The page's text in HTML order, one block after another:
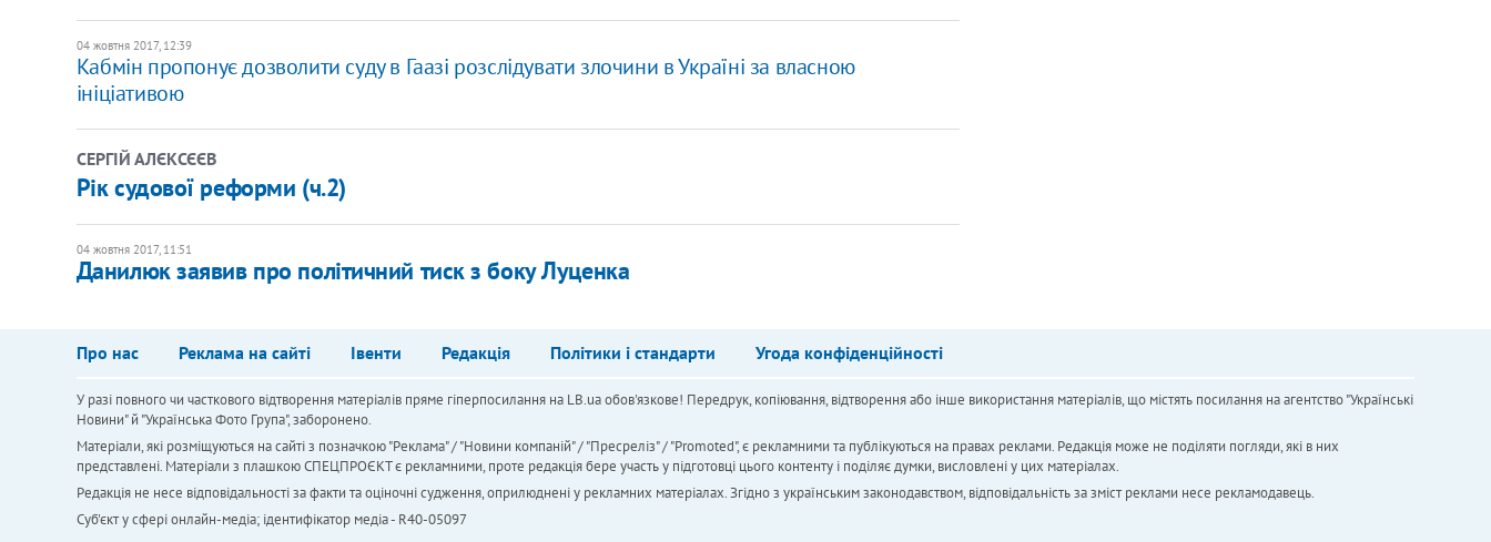
04 жовтня 2017, 12:39
Кабмін пропонує дозволити суду в Гаазі розслідувати злочини в Україні за власною
ініціативою
СЕРГІЙ АЛЄКСЄЄВ
Рік судової реформи (ч.2)
04 жовтня 2017, 11:51
Данилюк заявив про політичний тиск з боку Луценка
Про нас Реклама на сайті Івенти Редакція Політики і стандарти Угода конфіденційності
У разі повного чи часткового відтворення матеріалів пряме гіперпосилання на LB.ua обов'язкове! Передрук, копіювання, відтворення або інше використання матеріалів, що містять посилання на агентство "Українськi
Новини" й "Українська Фото Група", заборонено.
Матеріали, які розміщуються на сайті з позначкою "Реклама" / "Новини компаній" / "Пресреліз" / "Promoted", є рекламними та публікуються на правах реклами. Редакція може не поділяти погляди, які в них
представлені. Матеріали з плашкою СПЕЦПРОЄКТ є рекламними, проте редакція бере участь у підготовці цього контенту і поділяє думки, висловлені у цих матеріалах.
Редакція не несе відповідальності за факти та оціночні судження, оприлюднені у рекламних матеріалах. Згідно з українським законодавством, відповідальність за зміст реклами несе рекламодавець.
Cуб'єкт у сфері онлайн-медіа; ідентифікатор медіа - R40-05097